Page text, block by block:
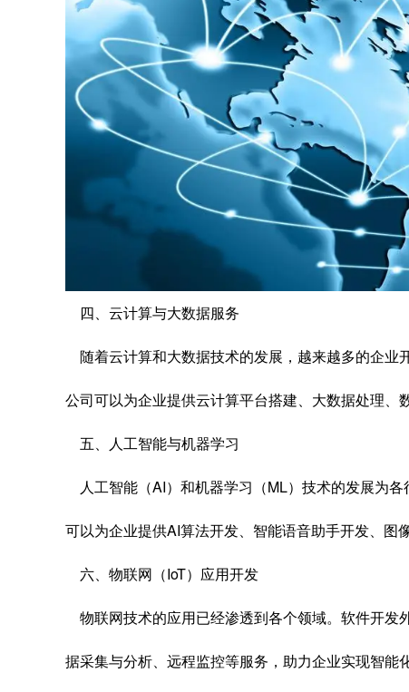
四、云计算与大数据服务
随着云计算和大数据技术的发展，越来越多的企业
公司可以为企业提供云计算平台搭建、大数据处理、
五、人工智能与机器学习
人工智能（AI）和机器学习（ML）技术的发展为
可以为企业提供AI算法开发、智能语音助手开发、图
六、物联网（IoT）应用开发
物联网技术的应用已经渗透到各个领域。软件开发
据采集与分析、远程监控等服务，助力企业实现智能化